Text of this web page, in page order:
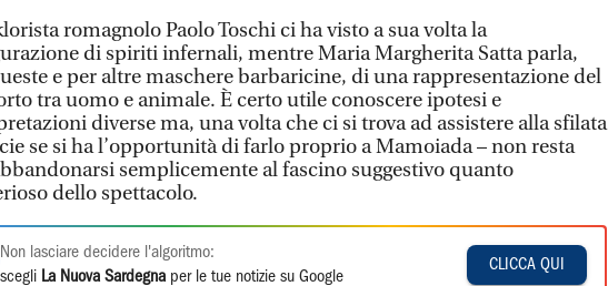
romagnolo Paolo Toschi ci ha visto a sua volta la
di spiriti infernali, mentre Maria Margherita Satta parla,
e per altre maschere barbaricine, di una rappresentazione del
tra uomo e animale. È certo utile conoscere ipotesi e
diverse ma, una volta che ci si trova ad assistere alla sfilata
se si ha l’opportunità di farlo proprio a Mamoiada – non resta
semplicemente al fascino suggestivo quanto
dello spettacolo.
Non lasciare decidere l'algoritmo:
scegli La Nuova Sardegna per le tue notizie su Google
CLICCA QUI